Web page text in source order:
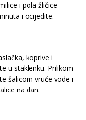
i pola žličice
i ocijedite.
koprive i
u staklenku. Prilikom
šalicom vruće vode i
na dan.